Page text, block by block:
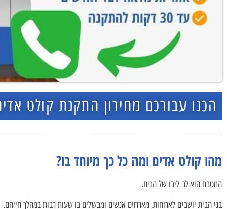
הכנו עבורכם מחירון התקנת קולט
מהו קולט אדים ומה כל כך מיוחד בו?
המטבח הוא לב ליבו של הבית.
בני הבית יושבים לארוחות, מארחים אנשים ומבשלים בו שעות רבות במהלך חייהם.